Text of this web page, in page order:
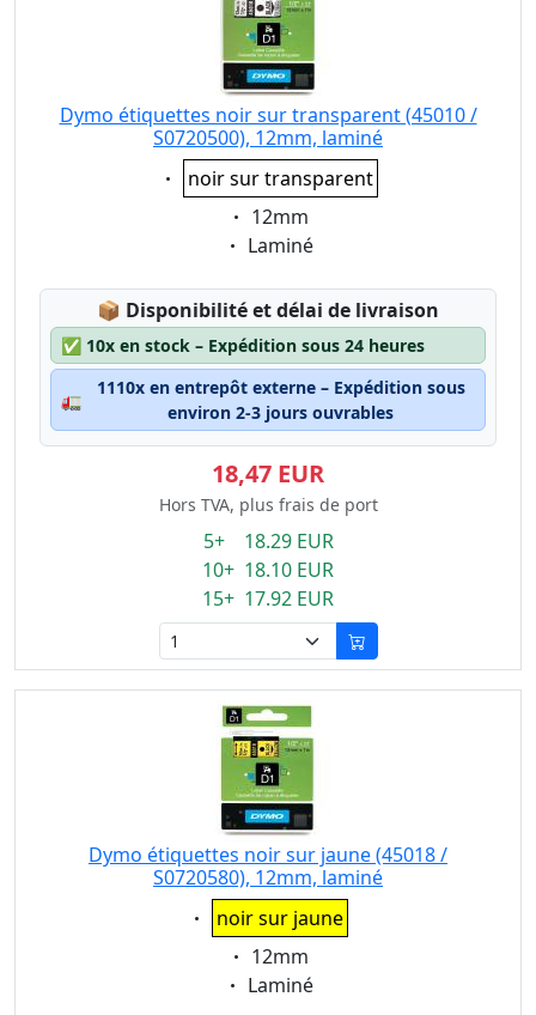
Dymo étiquettes noir sur transparent (45010 /
S0720500), 12mm, laminé
Eigenschaft:
noir sur transparent
Eigenschaft:
12mm
Eigenschaft:
Laminé
📦 Lagerstatus:
Disponibilité et délai de livraison
✅ 10x en stock – Expédition sous 24 heures
🚛
1110x en entrepôt externe – Expédition sous
environ 2-3 jours ouvrables
18,47 EUR
Hors TVA, plus frais de port
5+ 18.29 EUR
10+ 18.10 EUR
15+ 17.92 EUR
Dymo étiquettes noir sur jaune (45018 /
S0720580), 12mm, laminé
Eigenschaft:
noir sur jaune
Eigenschaft:
12mm
Eigenschaft:
Laminé